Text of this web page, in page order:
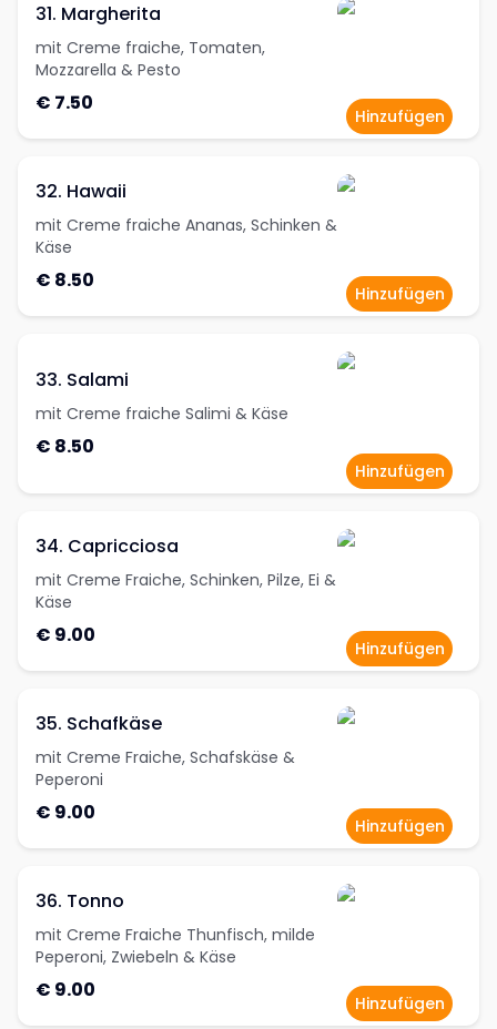
31. Margherita
mit Creme fraiche, Tomaten,
Mozzarella & Pesto
€ 7.50
Hinzufügen
32. Hawaii
mit Creme fraiche Ananas, Schinken &
Käse
€ 8.50
Hinzufügen
33. Salami
mit Creme fraiche Salimi & Käse
€ 8.50
Hinzufügen
34. Capricciosa
mit Creme Fraiche, Schinken, Pilze, Ei &
Käse
€ 9.00
Hinzufügen
35. Schafkäse
mit Creme Fraiche, Schafskäse &
Peperoni
€ 9.00
Hinzufügen
36. Tonno
mit Creme Fraiche Thunfisch, milde
Peperoni, Zwiebeln & Käse
€ 9.00
Hinzufügen